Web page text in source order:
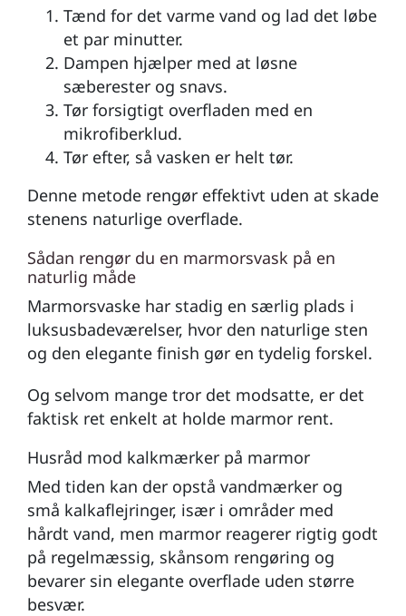
Tænd for det varme vand og lad det løbe
et par minutter.
Dampen hjælper med at løsne
sæberester og snavs.
Tør forsigtigt overfladen med en
mikrofiberklud.
Tør efter, så vasken er helt tør.
Denne metode rengør effektivt uden at skade
stenens naturlige overflade.
Sådan rengør du en marmorsvask på en
naturlig måde
Marmorsvaske har stadig en særlig plads i
luksusbadeværelser, hvor den naturlige sten
og den elegante finish gør en tydelig forskel.
Og selvom mange tror det modsatte, er det
faktisk ret enkelt at holde marmor rent.
Husråd mod kalkmærker på marmor
Med tiden kan der opstå vandmærker og
små kalkaflejringer, især i områder med
hårdt vand, men marmor reagerer rigtig godt
på regelmæssig, skånsom rengøring og
bevarer sin elegante overflade uden større
besvær.